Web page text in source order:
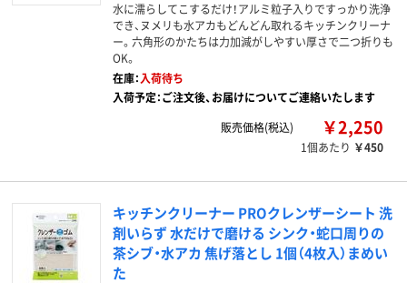
水に濡らしてこするだけ！アルミ粒子入りですっかり洗浄
でき、ヌメリも水アカもどんどん取れるキッチンクリーナ
ー。六角形のかたちは力加減がしやすい厚さで二つ折りも
OK。
在庫：入荷待ち
入荷予定：ご注文後、お届けについてご連絡いたします
販売価格(税込)
￥2,250
1個あたり ￥450
キッチンクリーナー PROクレンザーシート 洗
剤いらず 水だけで磨ける シンク・蛇口周りの
茶シブ・水アカ 焦げ落とし 1個（4枚入）まめい
た